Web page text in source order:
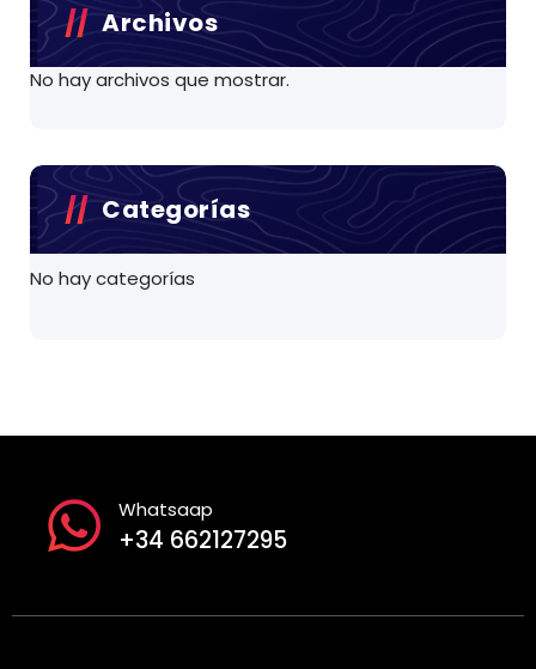
Archivos
No hay archivos que mostrar.
Categorías
No hay categorías
Whatsaap
+34 662127295